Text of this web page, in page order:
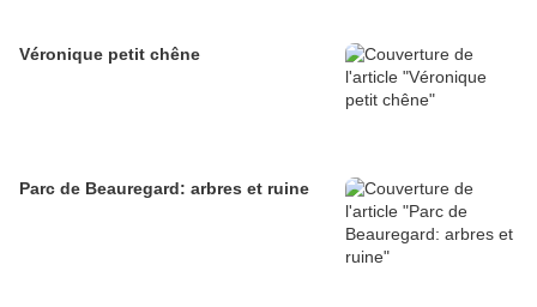
Véronique petit chêne
Parc de Beauregard: arbres et ruine